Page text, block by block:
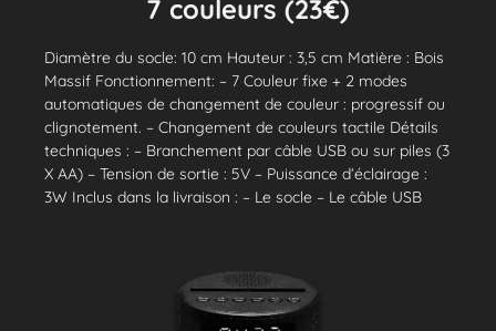
7 couleurs (23€)
Diamètre du socle: 10 cm Hauteur : 3,5 cm Matière : Bois
Massif Fonctionnement: – 7 Couleur fixe + 2 modes
automatiques de changement de couleur : progressif ou
clignotement. – Changement de couleurs tactile Détails
techniques : – Branchement par câble USB ou sur piles (3
X AA) – Tension de sortie : 5V – Puissance d’éclairage :
3W Inclus dans la livraison : – Le socle – Le câble USB